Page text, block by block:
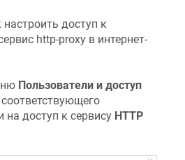
доступ к
http-proxy в интернет-
Пользователи и доступ
на доступ к сервису HTTP